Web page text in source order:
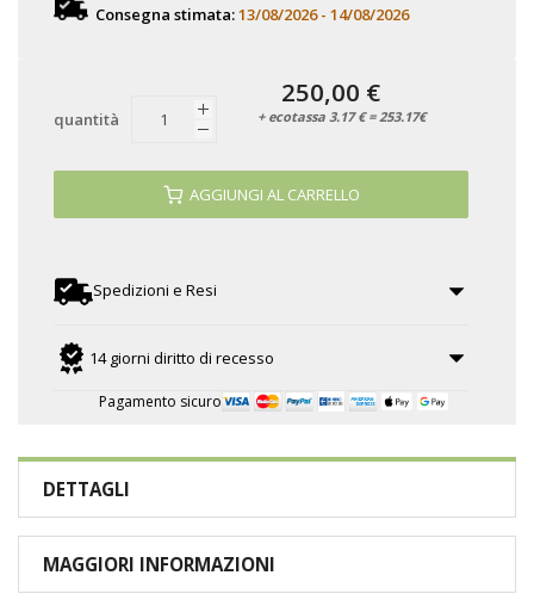
Consegna stimata:13/08/2026 - 14/08/2026
quantità
AGGIUNGI AL CARRELLO
Spedizioni e Resi
14 giorni diritto di recesso
Pagamento sicuro
250,00 €
+ ecotassa 3.17 € = 253.17€
DETTAGLI
MAGGIORI INFORMAZIONI